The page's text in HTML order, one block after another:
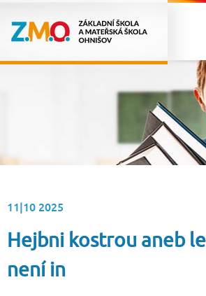
11|10 2025
Hejbni kostrou aneb
není in